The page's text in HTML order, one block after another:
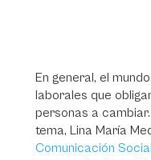
En general, el
laborales que
personas a
tema, Lina María
Comunicación